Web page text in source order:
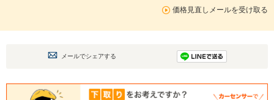
価格見直しメールを受け取る
メールでシェアする